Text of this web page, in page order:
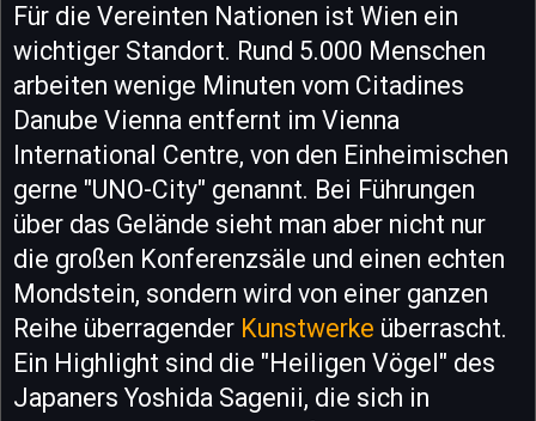
Für die Vereinten Nationen ist Wien ein
wichtiger Standort. Rund 5.000 Menschen
arbeiten wenige Minuten vom Citadines
Danube Vienna entfernt im Vienna
International Centre, von den Einheimischen
gerne "UNO-City" genannt. Bei Führungen
über das Gelände sieht man aber nicht nur
die großen Konferenzsäle und einen echten
Mondstein, sondern wird von einer ganzen
Reihe überragender Kunstwerke überrascht.
Ein Highlight sind die "Heiligen Vögel" des
Japaners Yoshida Sagenii, die sich in